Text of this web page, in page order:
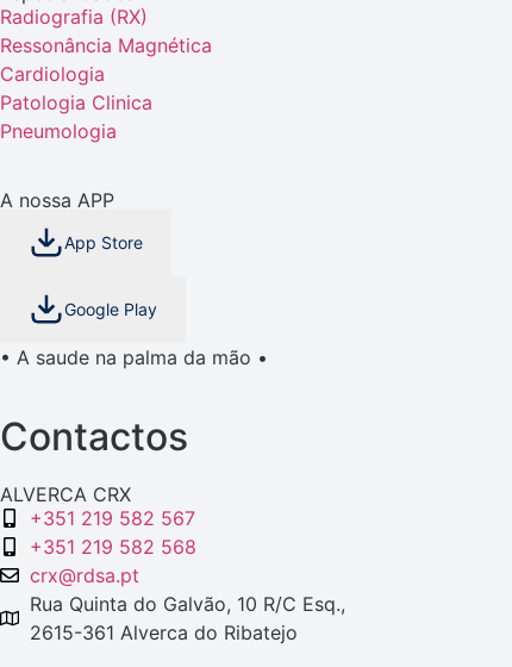
Radiografia (RX)
Ressonância Magnética
Cardiologia
Patologia Clinica
Pneumologia
A nossa APP
App Store
Google Play
• A saude na palma da mão •
Contactos
ALVERCA CRX
+351 219 582 567
+351 219 582 568
crx@rdsa.pt
Rua Quinta do Galvão, 10 R/C Esq.,
2615-361 Alverca do Ribatejo